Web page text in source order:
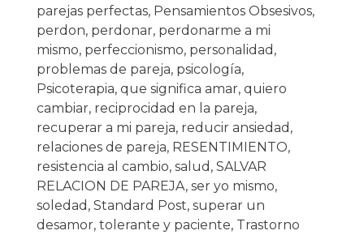
parejas perfectas, Pensamientos Obsesivos,
perdon, perdonar, perdonarme a mi
mismo, perfeccionismo, personalidad ,
problemas de pareja, psicología,
Psicoterapia, que significa amar, quiero
cambiar, reciprocidad en la pareja,
recuperar a mi pareja, reducir ansiedad ,
relaciones de pareja, RESENTIMIENTO,
resistencia al cambio, salud , SALVAR
RELACION DE PAREJA, ser yo mismo,
soledad , Standard Post, superar un
desamor, tolerante y paciente, Trastorno